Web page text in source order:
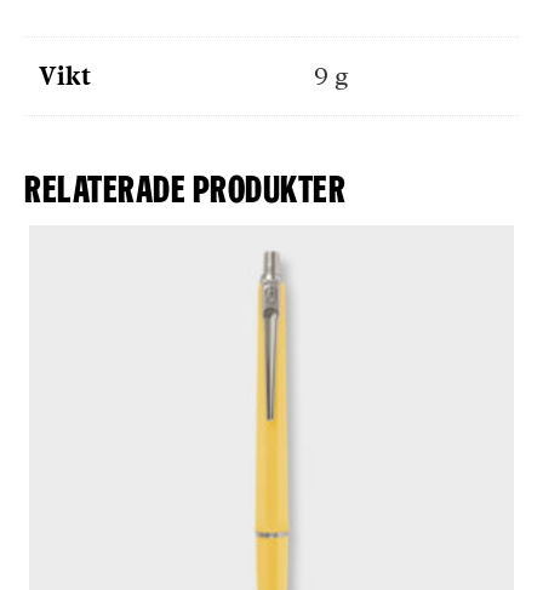
Vikt 9 g
Relaterade produkter